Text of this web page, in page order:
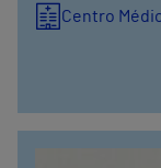
Centro